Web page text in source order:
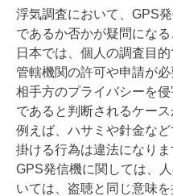
浮気調査において、GPS
であるか否かが疑問になる
日本では、個人の調査目
管轄機関の許可や申請が必
相手方のプライバシーを
であると判断されるケース
例えば、ハサミや針金な
掛ける行為は違法になりま
GPS発信機に関しては、
いては、盗聴と同じ意味